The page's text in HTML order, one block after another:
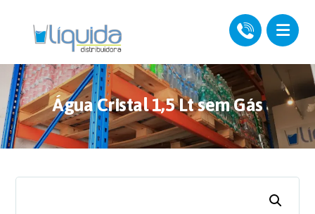
Água Cristal 1,5 Lt sem Gás